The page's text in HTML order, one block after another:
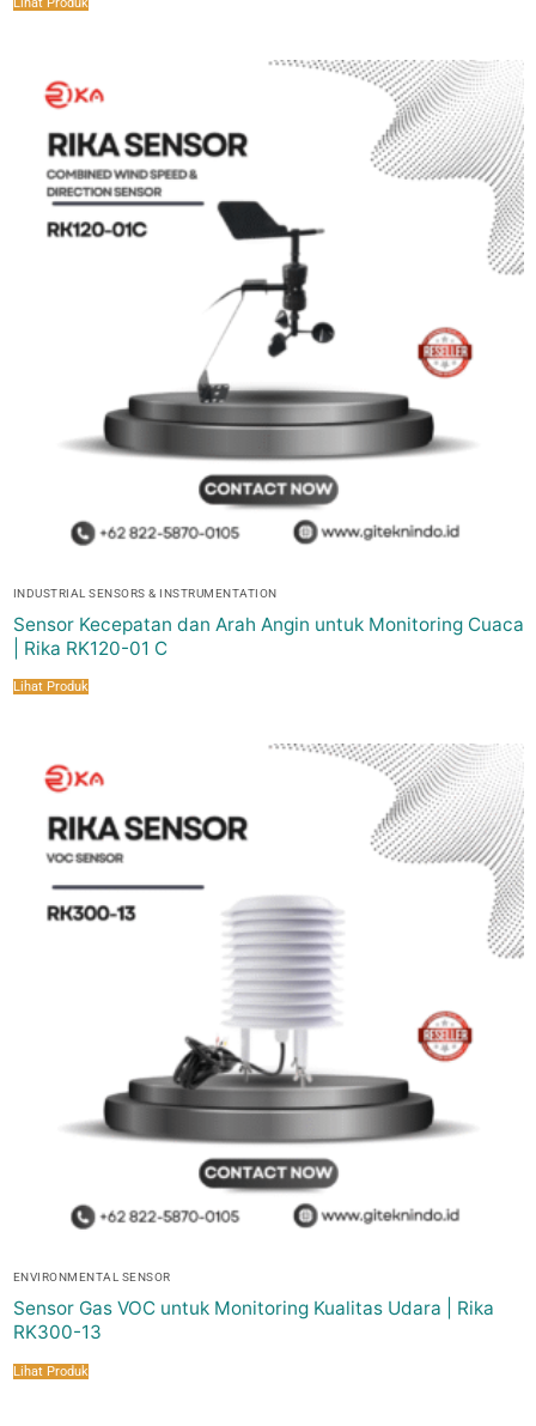
Lihat Produk
INDUSTRIAL SENSORS & INSTRUMENTATION
Sensor Kecepatan dan Arah Angin untuk Monitoring Cuaca
| Rika RK120-01 C
Lihat Produk
ENVIRONMENTAL SENSOR
Sensor Gas VOC untuk Monitoring Kualitas Udara | Rika
RK300-13
Lihat Produk